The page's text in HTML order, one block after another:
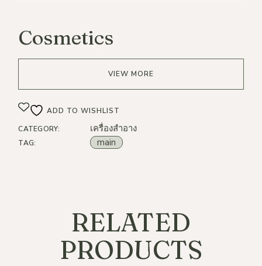
Cosmetics
VIEW MORE
ADD TO WISHLIST
CATEGORY:
เครื่องสำอาง
TAG: main
RELATED
PRODUCTS